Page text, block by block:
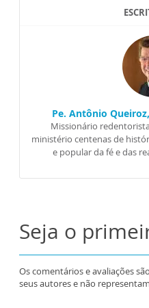
Pe. Antônio
Missionário
ministério centenas de
e popular da fé e das
Seja o
Os comentários e avaliações
seus autores e não